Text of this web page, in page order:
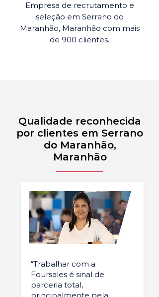
Empresa de recrutamento e
seleção em Serrano do
Maranhão, Maranhão com mais
de 900 clientes.
Qualidade reconhecida
por clientes em Serrano
do Maranhão,
Maranhão
“Trabalhar com a
Foursales é sinal de
parceria total,